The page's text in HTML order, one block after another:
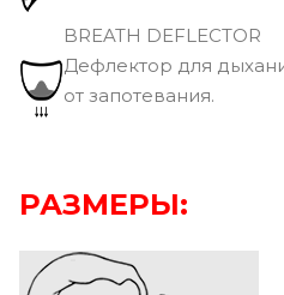
BREATH DEFLECTOR
Дефлектор для
от запотевания.
РАЗМЕРЫ: